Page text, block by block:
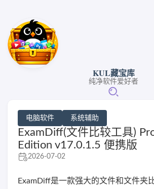
KUL藏宝库
纯净软件爱好者
电脑软件 系统辅助
ExamDiff(文件比较工具)
Edition v17.0.1.5 便携版
2026-07-02
ExamDiff是一款强大的文件和文件夹